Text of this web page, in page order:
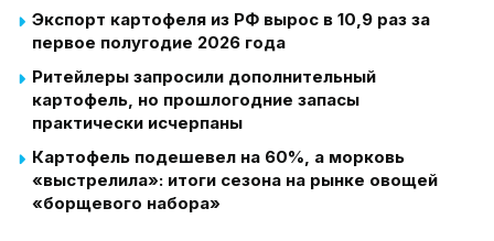
Экспорт картофеля из РФ вырос в 10,9 раз за
первое полугодие 2026 года
Ритейлеры запросили дополнительный
картофель, но прошлогодние запасы
практически исчерпаны
Картофель подешевел на 60%, а морковь
«выстрелила»: итоги сезона на рынке овощей
«борщевого набора»